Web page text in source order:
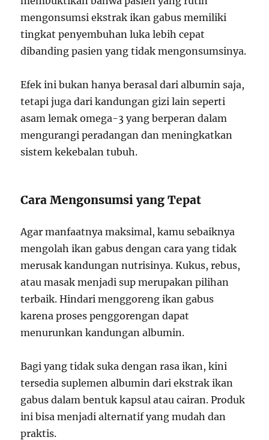
mengonsumsi ekstrak ikan gabus memiliki
tingkat penyembuhan luka lebih cepat
dibanding pasien yang tidak mengonsumsinya.
Efek ini bukan hanya berasal dari albumin saja,
tetapi juga dari kandungan gizi lain seperti
asam lemak omega-3 yang berperan dalam
mengurangi peradangan dan meningkatkan
sistem kekebalan tubuh.
Cara Mengonsumsi yang Tepat
Agar manfaatnya maksimal, kamu sebaiknya
mengolah ikan gabus dengan cara yang tidak
merusak kandungan nutrisinya. Kukus, rebus,
atau masak menjadi sup merupakan pilihan
terbaik. Hindari menggoreng ikan gabus
karena proses penggorengan dapat
menurunkan kandungan albumin.
Bagi yang tidak suka dengan rasa ikan, kini
tersedia suplemen albumin dari ekstrak ikan
gabus dalam bentuk kapsul atau cairan. Produk
ini bisa menjadi alternatif yang mudah dan
praktis.